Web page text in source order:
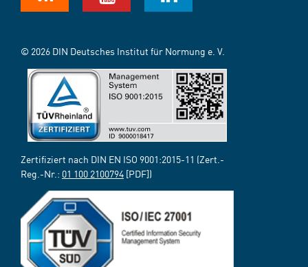
© 2026 DIN Deutsches Institut für Normung e. V.
Zertifiziert nach DIN EN ISO 9001:2015-11 (Zert.-
Reg.-Nr.: 01 100 2100794 [PDF])